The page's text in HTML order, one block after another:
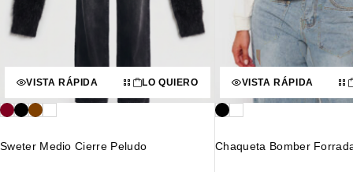
VISTA RÁPIDA LO QUIERO
Sweter Medio Cierre Peludo
VISTA RÁPIDA
Chaqueta Bomber